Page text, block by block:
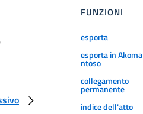
FUNZIONI
esporta
esporta in Akoma
ntoso
collegamento
permanente
indice dell'atto